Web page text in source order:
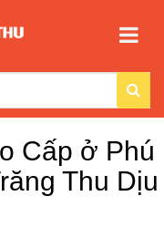
Cấp ở Phú
Thu Dịu